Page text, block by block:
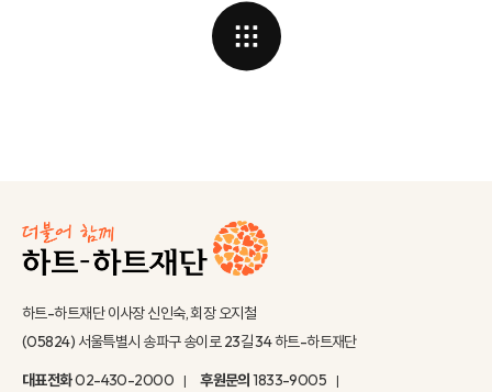
하트-하트재단 이사장 신인숙, 회장 오지철
(05824) 서울특별시 송파구 송이로 23길 34 하트-하트재단
대표전화02-430-2000 후원문의1833-9005